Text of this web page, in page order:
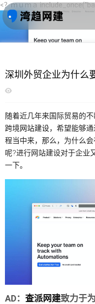
<？ｍｕｍａ
深圳外贸企业为什么
随着近几年来国际贸易的
跨境网站建设，希望能够
程当中来，那么，为什么
呢?进行网站建设对于企业
一下。
AD： 查派网建致力于